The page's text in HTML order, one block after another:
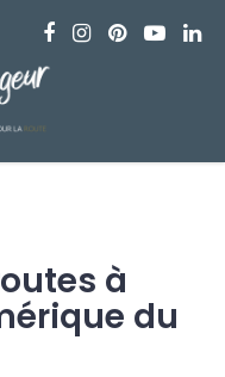
à
du